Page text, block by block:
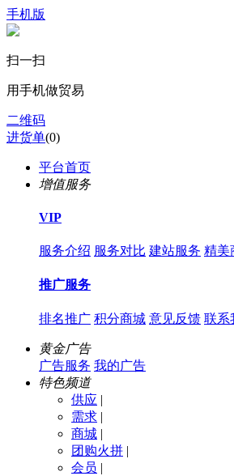
手机版
扫一扫
用手机做贸易
二维码
进货单(0)
平台首页
增值服务
VIP
服务介绍 服务对比 建站服务 精美
推广服务
排名推广 积分商城 意见反馈 联系
黄金广告
广告服务 我的广告
特色频道
供应 |
需求 |
商城 |
团购火拼 |
会员 |